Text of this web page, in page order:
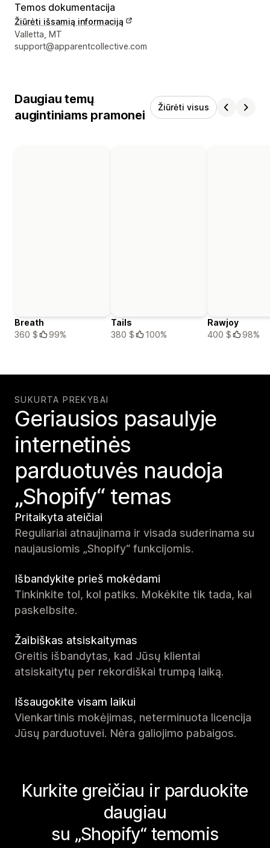
Temos dokumentacija
Žiūrėti išsamią informaciją
Kūrėjo kontaktiniai duomenys
Valletta, MT
support@apparentcollective.com
Daugiau temų
augintiniams pramonei
Žiūrėti visus
Breath
360 $
99%
Tails
380 $
100%
Rawjoy
400 $
98%
SUKURTA PREKYBAI
Geriausios pasaulyje
internetinės
parduotuvės naudoja
„Shopify“ temas
Pritaikyta ateičiai
Reguliariai atnaujinama ir visada suderinama su
naujausiomis „Shopify“ funkcijomis.
Išbandykite prieš mokėdami
Tinkinkite tol, kol patiks. Mokėkite tik tada, kai
paskelbsite.
Žaibiškas atsiskaitymas
Greitis išbandytas, kad Jūsų klientai
atsiskaitytų per rekordiškai trumpą laiką.
Išsaugokite visam laikui
Vienkartinis mokėjimas, neterminuota licencija
Jūsų parduotuvei. Nėra galiojimo pabaigos.
Kurkite greičiau ir parduokite
daugiau
su „Shopify“ temomis